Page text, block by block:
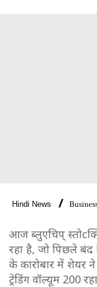
Hindi News
आज ब्लुएचिप्
रहा है, जो पिछले बंद
के कारोबार में शेयर
ट्रेडिंग वॉल्यूम 200